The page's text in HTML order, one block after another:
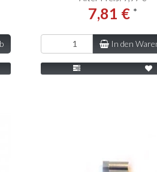
7,81 € *
In den